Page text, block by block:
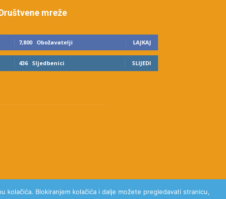
mreže
7,800 Obožavatelji LAJKAJ
436 Sljedbenici SLIJEDI
Blokiranjem kolačića i dalje možete pregledavati stranicu,